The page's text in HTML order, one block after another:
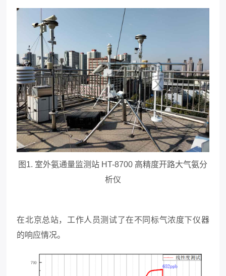
图1. 室外氨通量监测站 HT-8700 高精度开路大气氨分
析仪
在北京总站，工作人员测试了在不同标气浓度下仪器
的响应情况。